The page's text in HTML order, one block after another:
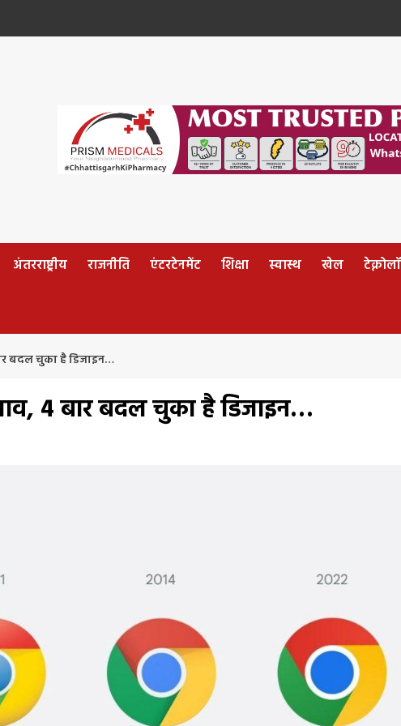
अंतरराष्ट्रीय राजनीति एंटरटेनमेंट शिक्षा स्वास्थ खेल
बदल चुका है डिजाइन…
4 बार बदल चुका है डिजाइन…